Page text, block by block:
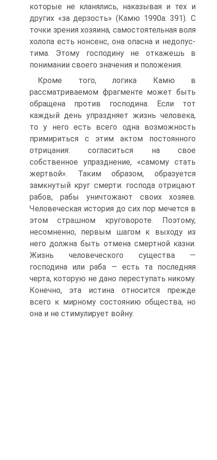
которые не кланялись, наказывая и тех и
других «за дерзость» (Камю 1990а: 391). С
точки зрения хозяина, самостоятельная воля
холопа есть нонсенс, она опасна и недопус-
тима. Этому господину не откажешь в
понимании своего значения и положения.
Кроме того, логика Камю в
рассматриваемом фрагменте может быть
обращена против господина. Если тот
каждый день упраздняет жизнь человека,
то у него есть всего одна возможность
примириться с этим актом постоянного
отрицания: согласиться на свое
собственное упразднение, «самому стать
жертвой». Таким образом, образуется
замкнутый круг смерти: господа отрицают
рабов, рабы уничтожают своих хозяев.
Человеческая история до сих пор мечется в
этом страшном круговороте. Поэтому,
несомненно, первым шагом к выходу из
него должна быть отмена смертной казни.
Жизнь человеческого существа —
господина или раба — есть та последняя
черта, которую не дано переступать никому.
Конечно, эта истина относится прежде
всего к мирному состоянию общества, но
она и не стимулирует войну.